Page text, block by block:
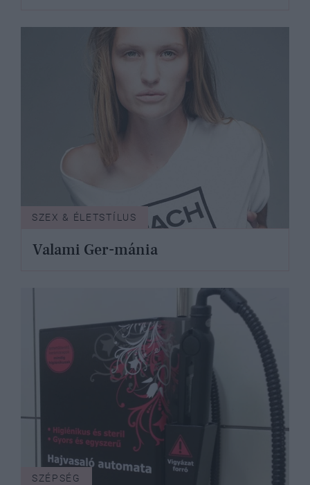
SZEX & ÉLETSTÍLUS
Valami Ger-mánia
SZÉPSÉG